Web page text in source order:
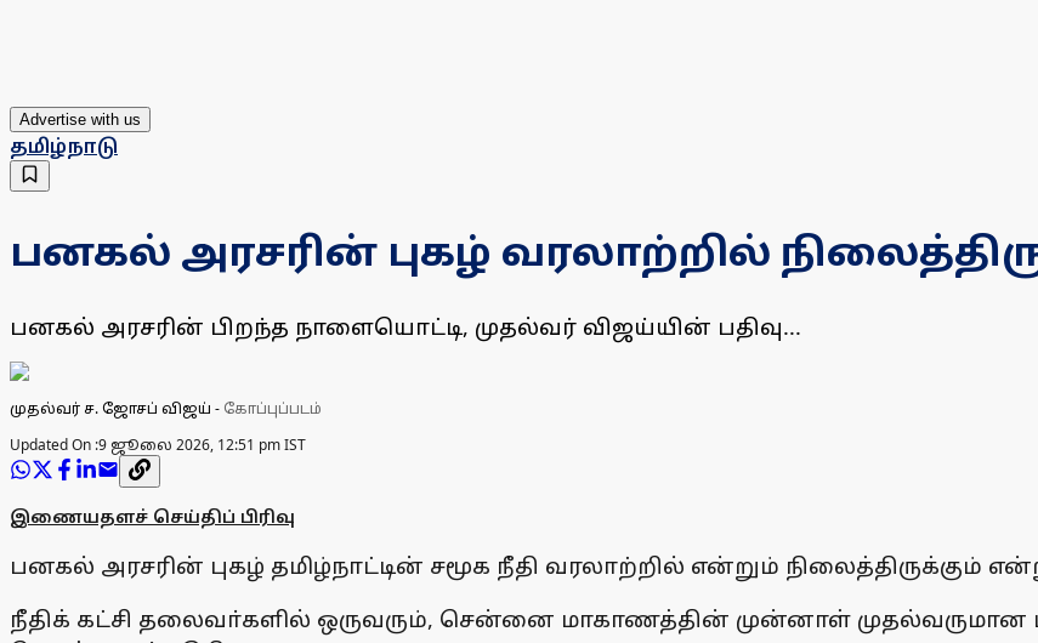
Advertise with us
தமிழ்நாடு
பனகல் அரசரின் புகழ் வரலாற்றில்
பனகல் அரசரின் பிறந்த நாளையொட்டி, முதல்வர் விஜய்யின் பதிவு...
முதல்வர் ச. ஜோசப் விஜய் - கோப்புப்படம்
Updated On :9 ஜூலை 2026, 12:51 pm IST
இணையதளச் செய்திப் பிரிவு
பனகல் அரசரின் புகழ் தமிழ்நாட்டின் சமூக நீதி வரலாற்றில் என்றும் நிலைத்திருக்கும்
நீதிக் கட்சி தலைவா்களில் ஒருவரும், சென்னை மாகாணத்தின் முன்னாள்